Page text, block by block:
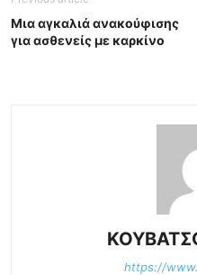
Μια αγκαλιά ανακούφισης
για ασθενείς με καρκίνο
https://